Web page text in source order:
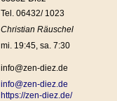
Tel. 06432/ 1023
Christian Räuschel
mi. 19:45, sa. 7:30
info@zen-diez.de
info@zen-diez.de
https://zen-diez.de/